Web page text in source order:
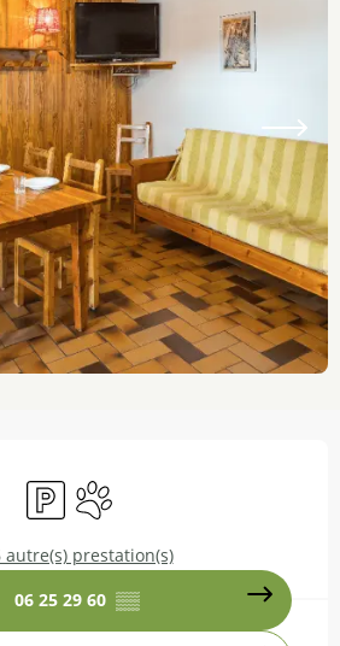
ParkingAnimaux acceptés
autre(s) prestation(s)
06 25 29 60 ▒▒